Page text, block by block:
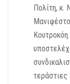
Πολίτη, κ.
τεράστιες